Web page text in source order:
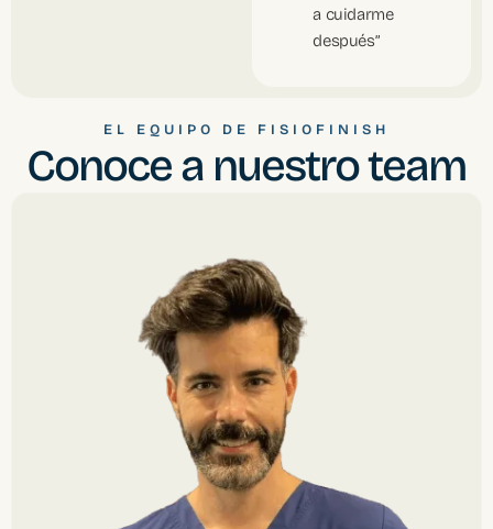
a cuidarme
después”
EL EQUIPO DE FISIOFINISH
Conoce a nuestro team